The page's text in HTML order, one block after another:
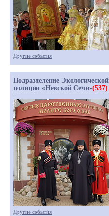
Другие события
Подразделение Экологической
полиции «Невской Сечи»(537)
Другие события